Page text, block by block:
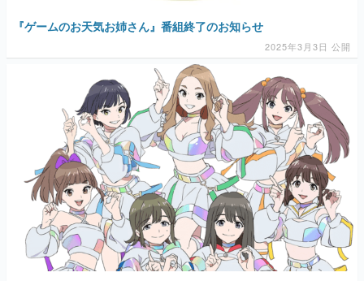
『ゲームのお天気お姉さん』番組終了のお知らせ
2025年3月3日 公開